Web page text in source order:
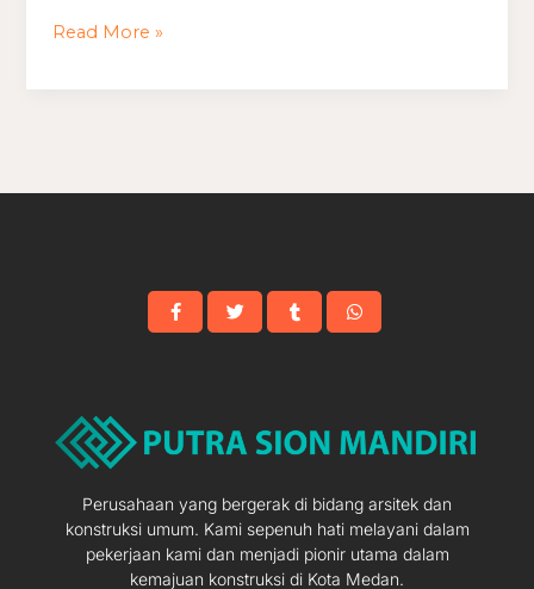
Read More »
Perusahaan yang bergerak di bidang arsitek dan
konstruksi umum. Kami sepenuh hati melayani dalam
pekerjaan kami dan menjadi pionir utama dalam
kemajuan konstruksi di Kota Medan.